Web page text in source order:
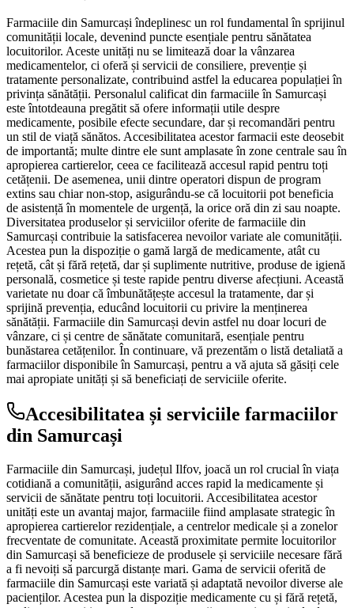
Farmaciile din Samurcași îndeplinesc un rol fundamental în sprijinul
comunității locale, devenind puncte esențiale pentru sănătatea
locuitorilor. Aceste unități nu se limitează doar la vânzarea
medicamentelor, ci oferă și servicii de consiliere, prevenție și
tratamente personalizate, contribuind astfel la educarea populației în
privința sănătății. Personalul calificat din farmaciile în Samurcași
este întotdeauna pregătit să ofere informații utile despre
medicamente, posibile efecte secundare, dar și recomandări pentru
un stil de viață sănătos. Accesibilitatea acestor farmacii este deosebit
de importantă; multe dintre ele sunt amplasate în zone centrale sau în
apropierea cartierelor, ceea ce facilitează accesul rapid pentru toți
cetățenii. De asemenea, unii dintre operatori dispun de program
extins sau chiar non-stop, asigurându-se că locuitorii pot beneficia
de asistență în momentele de urgență, la orice oră din zi sau noapte.
Diversitatea produselor și serviciilor oferite de farmaciile din
Samurcași contribuie la satisfacerea nevoilor variate ale comunității.
Acestea pun la dispoziție o gamă largă de medicamente, atât cu
rețetă, cât și fără rețetă, dar și suplimente nutritive, produse de igienă
personală, cosmetice și teste rapide pentru diverse afecțiuni. Această
varietate nu doar că îmbunătățește accesul la tratamente, dar și
sprijină prevenția, educând locuitorii cu privire la menținerea
sănătății. Farmaciile din Samurcași devin astfel nu doar locuri de
vânzare, ci și centre de sănătate comunitară, esențiale pentru
bunăstarea cetățenilor. În continuare, vă prezentăm o listă detaliată a
farmaciilor disponibile în Samurcași, pentru a vă ajuta să găsiți cele
mai apropiate unități și să beneficiați de serviciile oferite.
Accesibilitatea și serviciile farmaciilor
din Samurcași
Farmaciile din Samurcași, județul Ilfov, joacă un rol crucial în viața
cotidiană a comunității, asigurând acces rapid la medicamente și
servicii de sănătate pentru toți locuitorii. Accesibilitatea acestor
unități este un avantaj major, farmaciile fiind amplasate strategic în
apropierea cartierelor rezidențiale, a centrelor medicale și a zonelor
frecventate de comunitate. Această proximitate permite locuitorilor
din Samurcași să beneficieze de produsele și serviciile necesare fără
a fi nevoiți să parcurgă distanțe mari. Gama de servicii oferită de
farmaciile din Samurcași este variată și adaptată nevoilor diverse ale
pacienților. Acestea pun la dispoziție medicamente cu și fără rețetă,